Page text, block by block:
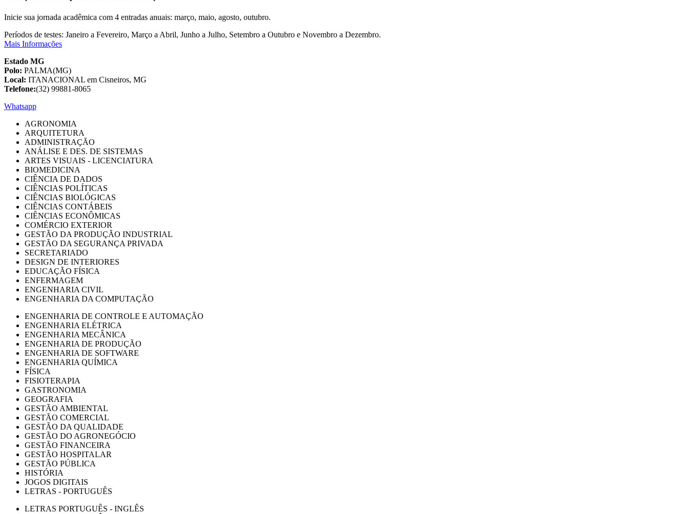
Inicie sua jornada acadêmica com 4 entradas anuais: março, maio, agosto, outubro.
Períodos de testes: Janeiro a Fevereiro, Março a Abril, Junho a Julho, Setembro a Outubro e Novembro a Dezembro.
Mais Informações
Estado MG
Polo: PALMA(MG)
Local: ITANACIONAL em Cisneiros, MG
Telefone:(32) 99881-8065
Whatsapp
AGRONOMIA
ARQUITETURA
ADMINISTRAÇÃO
ANÁLISE E DES. DE SISTEMAS
ARTES VISUAIS - LICENCIATURA
BIOMEDICINA
CIÊNCIA DE DADOS
CIÊNCIAS POLÍTICAS
CIÊNCIAS BIOLÓGICAS
CIÊNCIAS CONTÁBEIS
CIÊNCIAS ECONÔMICAS
COMÉRCIO EXTERIOR
GESTÃO DA PRODUÇÃO INDUSTRIAL
GESTÃO DA SEGURANÇA PRIVADA
SECRETARIADO
DESIGN DE INTERIORES
EDUCAÇÃO FÍSICA
ENFERMAGEM
ENGENHARIA CIVIL
ENGENHARIA DA COMPUTAÇÃO
ENGENHARIA DE CONTROLE E AUTOMAÇÃO
ENGENHARIA ELÉTRICA
ENGENHARIA MECÂNICA
ENGENHARIA DE PRODUÇÃO
ENGENHARIA DE SOFTWARE
ENGENHARIA QUÍMICA
FÍSICA
FISIOTERAPIA
GASTRONOMIA
GEOGRAFIA
GESTÃO AMBIENTAL
GESTÃO COMERCIAL
GESTÃO DA QUALIDADE
GESTÃO DO AGRONEGÓCIO
GESTÃO FINANCEIRA
GESTÃO HOSPITALAR
GESTÃO PÚBLICA
HISTÓRIA
JOGOS DIGITAIS
LETRAS - PORTUGUÊS
LETRAS PORTUGUÊS - INGLÊS